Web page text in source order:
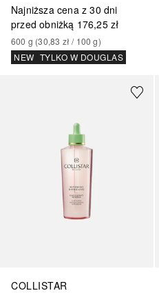
Najniższa cena z 30 dni
przed obniżką 176,25 zł
600 g (30,83 zł / 100 g)
NEW TYLKO W DOUGLAS
COLLISTAR